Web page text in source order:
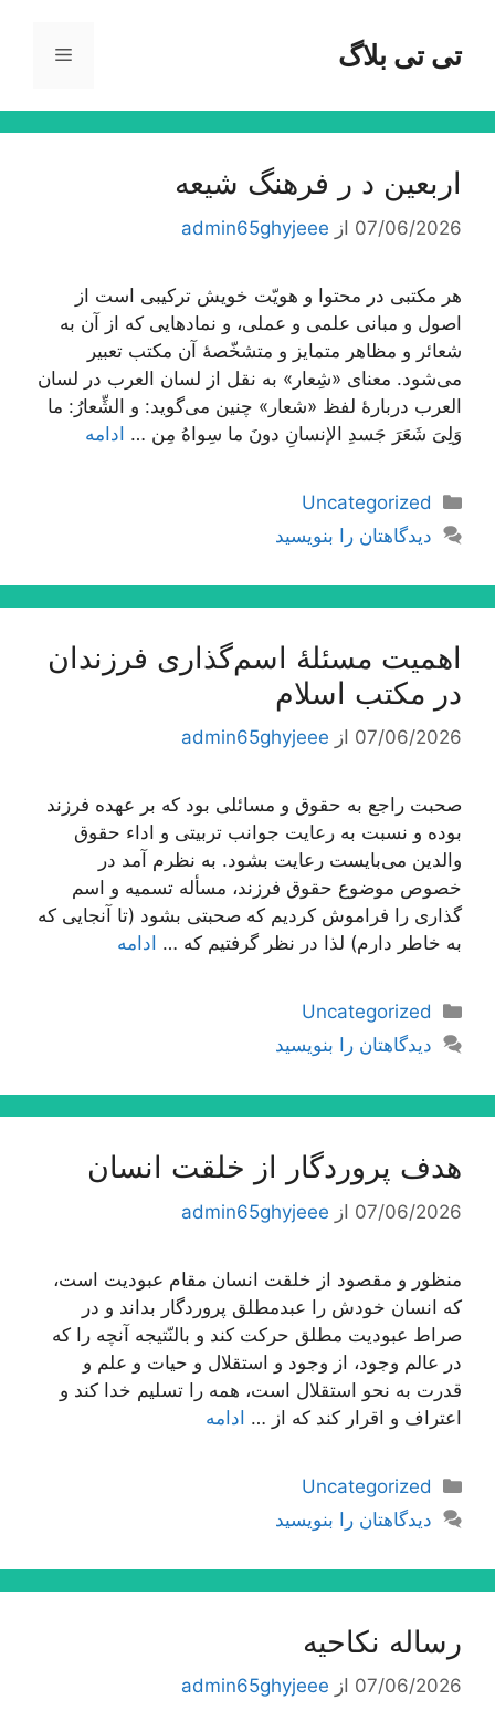
محتواتی تی بلاگ فهرست
اربعین د ر فرهنگ شیعه
07/06/2026 از admin65ghyjeee
هر مکتبی در محتوا و هویّت خویش ترکیبی است از
اصول و مبانی علمی و عملی، و نمادهایی که از آن به
شعائر و مظاهر متمایز و متشخّصۀ آن مکتب تعبیر
می‌شود. معنای «شِعار» به نقل از لسان العرب در لسان
العرب دربارۀ لفظ «شعار» چنین می‌گوید: و الشِّعارُ: ما
وَلِیَ شَعَرَ جَسدِ الإنسانِ دونَ ما سِواهُ مِن … ادامه
دسته‌ها
Uncategorized
دیدگاهتان را بنویسید
اهمیت مسئلۀ اسم‌گذارى فرزندان
در مكتب اسلام
07/06/2026 از admin65ghyjeee
صحبت راجع به حقوق و مسائلی بود كه بر عهده فرزند
بوده و نسبت به رعایت جوانب تربیتی و اداء حقوق
والدین می‌بایست رعایت بشود. به نظرم آمد در
خصوص موضوع حقوق فرزند، مسأله تسمیه و اسم
گذاری را فراموش كردیم كه صحبتی بشود (تا آنجایی كه
به خاطر دارم) لذا در نظر گرفتیم كه … ادامه
دسته‌ها
Uncategorized
دیدگاهتان را بنویسید
هدف پروردگار از خلقت انسان
07/06/2026 از admin65ghyjeee
منظور و مقصود از خلقت انسان مقام عبودیت است،
كه انسان خودش را عبدمطلق پروردگار بداند و در
صراط عبودیت مطلق حركت كند و بالنّتیجه آنچه را كه
در عالم وجود، از وجود و استقلال و حیات و علم و
قدرت به نحو استقلال است، همه را تسلیم خدا كند و
اعتراف و اقرار كند كه از … ادامه
دسته‌ها
Uncategorized
دیدگاهتان را بنویسید
رساله نکاحیه
07/06/2026 از admin65ghyjeee